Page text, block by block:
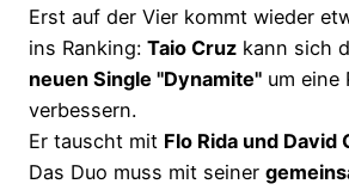
Erst auf der Vier kommt wieder
ins Ranking: Taio Cruz kann sich
neuen Single "Dynamite" um eine
verbessern.
Er tauscht mit Flo Rida und David
Das Duo muss mit seiner